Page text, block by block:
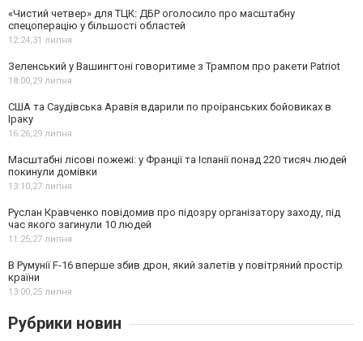
«Чистий четвер» для ТЦК: ДБР оголосило про масштабну
спецоперацію у більшості областей
12:24,31 липня
Зеленський у Вашингтоні говоритиме з Трампом про ракети Patriot
18:00,29 липня
США та Саудівська Аравія вдарили по проіранських бойовиках в
Іраку
16:26,29 липня
Масштабні лісові пожежі: у Франції та Іспанії понад 220 тисяч людей
покинули домівки
13:10,27 липня
Руслан Кравченко повідомив про підозру організатору заходу, під
час якого загинули 10 людей
11:25,27 липня
В Румунії F-16 вперше збив дрон, який залетів у повітряний простір
країни
13:00,25 липня
Рубрики новин